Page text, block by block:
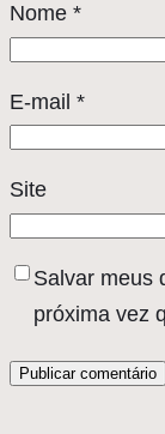
Nome *
E-mail *
Site
Salvar meus
próxima vez